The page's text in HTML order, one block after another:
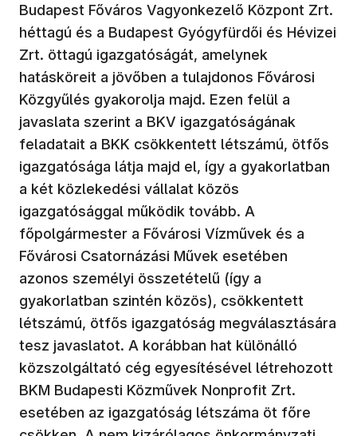
Budapest Főváros Vagyonkezelő Központ Zrt.
héttagú és a Budapest Gyógyfürdői és Hévizei
Zrt. öttagú igazgatóságát, amelynek
hatásköreit a jövőben a tulajdonos Fővárosi
Közgyűlés gyakorolja majd. Ezen felül a
javaslata szerint a BKV igazgatóságának
feladatait a BKK csökkentett létszámú, ötfős
igazgatósága látja majd el, így a gyakorlatban
a két közlekedési vállalat közös
igazgatósággal működik tovább. A
főpolgármester a Fővárosi Vízművek és a
Fővárosi Csatornázási Művek esetében
azonos személyi összetételű (így a
gyakorlatban szintén közös), csökkentett
létszámú, ötfős igazgatóság megválasztására
tesz javaslatot. A korábban hat különálló
közszolgáltató cég egyesítésével létrehozott
BKM Budapesti Közművek Nonprofit Zrt.
esetében az igazgatóság létszáma öt főre